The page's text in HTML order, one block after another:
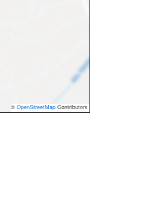
© OpenStreetMap Contributors